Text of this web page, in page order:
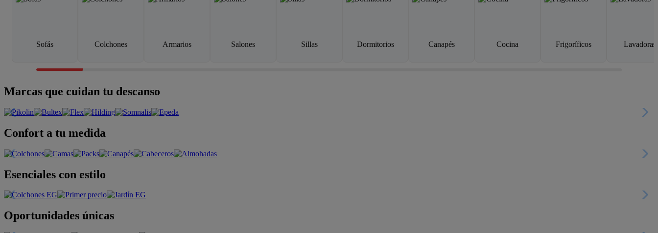
Sofás Colchones Armarios Salones Sillas Dormitorios Canapés Cocina Frigoríficos Lavadoras
Marcas que cuidan tu descanso
Confort a tu medida
Esenciales con estilo
Oportunidades únicas